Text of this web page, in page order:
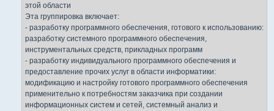
этой области
Эта группировка включает:
- разработку программного обеспечения, готового к использованию:
разработку системного программного обеспечения,
инструментальных средств, прикладных программ
- разработку индивидуального программного обеспечения и
предоставление прочих услуг в области информатики:
модификацию и настройку готового программного обеспечения
применительно к потребностям заказчика при создании
информационных систем и сетей, системный анализ и